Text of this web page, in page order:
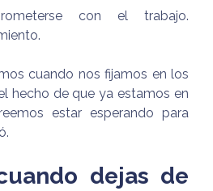
con el trabajo.
cuando nos fijamos en los
hecho de que ya estamos en
estar esperando para
dejas de